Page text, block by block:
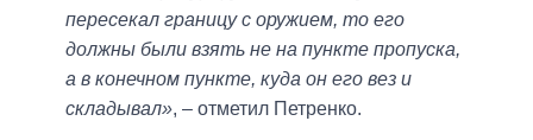
пересекал границу с оружием, то его
должны были взять не на пункте пропуска,
а в конечном пункте, куда он его вез и
складывал», – отметил Петренко.